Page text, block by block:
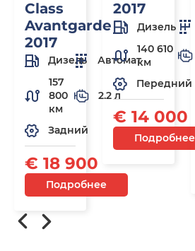
Class
Avantgarde
2017
Дизель
Автомат
157
800
км
2.2 л
Задний
€ 18 900
Подробнее
2017
Дизель
140 610
км
Передний
€ 14 000
Подробнее